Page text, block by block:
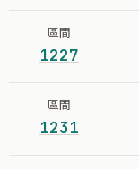
區間
1227
區間
1231